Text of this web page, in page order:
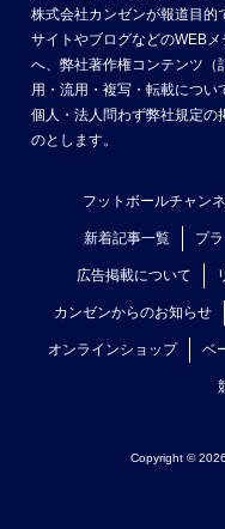
株式会社カンゼンが報道目的
サイトやブログなどのWEB
へ、弊社著作権コンテンツ（
用・流用・複写・転載につい
個人・法人問わず弊社規定の
のとします。
フットボールチャン
新着記事一覧 プ
広告掲載について
カンゼンからのお知らせ
オンラインショップ ベ
Copyright ©